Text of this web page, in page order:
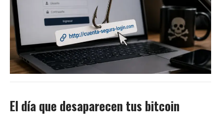
El día que desaparecen tus bitcoin